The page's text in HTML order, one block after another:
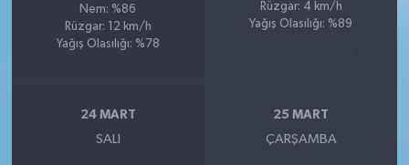
Nem: %86
Rüzgar: 12 km/h
Yağış Olasılığı: %78
Rüzgar: 4 km/h
Yağış Olasılığı: %89
24 MART
SALI
25 MART
ÇARŞAMBA